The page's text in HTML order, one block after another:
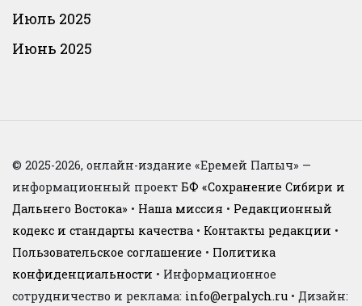
Июль 2025
Июнь 2025
© 2025-2026, онлайн-издание «Еремей Палыч» —
информационный проект БФ «Сохранение Сибири и
Дальнего Востока» • Наша миссия • Редакционный
кодекс и стандарты качества • Контакты редакции •
Пользовательское соглашение • Политика
конфиденциальности • Информационное
сотрудничество и реклама: info@erpalych.ru • Дизайн: